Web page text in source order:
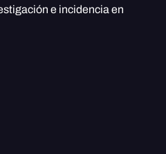
e incidencia en